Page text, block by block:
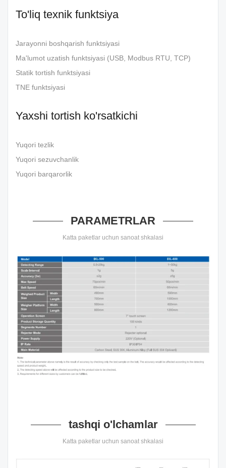
To'liq texnik funktsiya
Jarayonni boshqarish funktsiyasi
Ma'lumot uzatish funktsiyasi (USB, Modbus RTU, TCP)
Statik tortish funktsiyasi
TNE funktsiyasi
Yaxshi tortish ko'rsatkichi
Yuqori tezlik
Yuqori sezuvchanlik
Yuqori barqarorlik
PARAMETRLAR
Katta paketlar uchun sanoat shkalasi
tashqi o'lchamlar
Katta paketlar uchun sanoat shkalasi